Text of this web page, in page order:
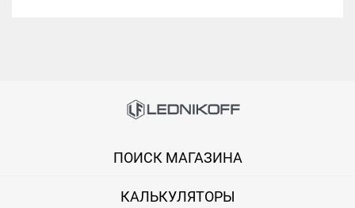
ПОИСК МАГАЗИНА
КАЛЬКУЛЯТОРЫ